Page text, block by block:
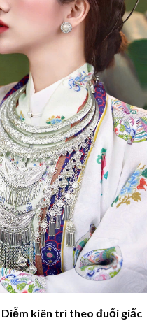
Diễm kiên trì theo đuổi giấc